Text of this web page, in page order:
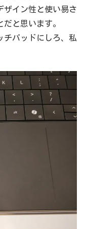
ザイン性と使い易さ
と思います。
チパッドにしろ、私